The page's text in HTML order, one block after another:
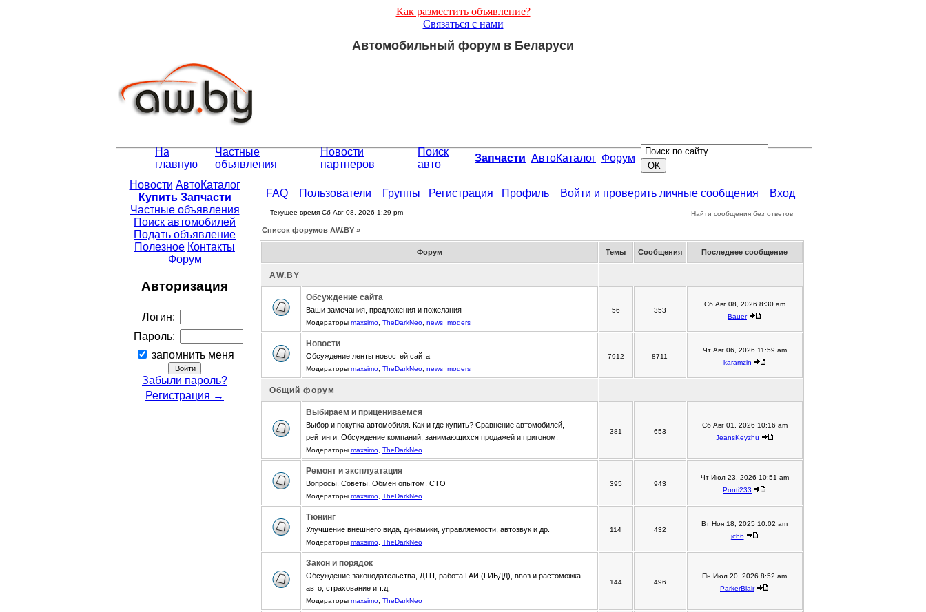
Как разместить объявление?
Связаться с нами
Автомобильный форум в Беларуси
На
главную
Частные
объявления
Новости
партнеров
Поиск
авто
Запчасти АвтоКаталог Форум
Новости АвтоКаталог
Купить Запчасти
Частные объявления
Поиск автомобилей
Подать объявление
Полезное Контакты
Форум
Авторизация
Логин:
Пароль:
запомнить меня
Забыли пароль?
Регистрация →
FAQ Пользователи Группы Регистрация Профиль Войти и проверить личные сообщения Вход
Текущее время Сб Авг 08, 2026 1:29 pm Найти сообщения без ответов
Список форумов АW.BY »
Форум Темы Сообщения Последнее сообщение
АW.BY
Обсуждение сайта
Ваши замечания, предложения и пожелания
Модераторы maxsimo, TheDarkNeo, news_moders
56 353
Сб Авг 08, 2026 8:30 am
Bauer
Новости
Обсуждение ленты новостей сайта
Модераторы maxsimo, TheDarkNeo, news_moders
7912 8711
Чт Авг 06, 2026 11:59 am
karamzin
Общий форум
Выбираем и прицениваемся
Выбор и покупка автомобиля. Как и где купить? Сравнение автомобилей,
рейтинги. Обсуждение компаний, занимающихся продажей и пригоном.
Модераторы maxsimo, TheDarkNeo
381 653
Сб Авг 01, 2026 10:16 am
JeansKeyzhu
Ремонт и эксплуатация
Вопросы. Советы. Обмен опытом. СТО
Модераторы maxsimo, TheDarkNeo
395 943
Чт Июл 23, 2026 10:51 am
Ponti233
Тюнинг
Улучшение внешнего вида, динамики, управляемости, автозвук и др.
Модераторы maxsimo, TheDarkNeo
114 432
Вт Ноя 18, 2025 10:02 am
jch6
Закон и порядок
Обсуждение законодательства, ДТП, работа ГАИ (ГИБДД), ввоз и растоможка
авто, страхование и т.д.
Модераторы maxsimo, TheDarkNeo
144 496
Пн Июл 20, 2026 8:52 am
ParkerBlair